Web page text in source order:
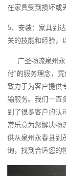
在家具受到损坏或
5、安装：家具到
关的技能和经验，
广圣物流泉州永
付”的服务理念，
致力于为客户提供
输服务。我们一直
到了很多客户的认
常乐意为您解决物
供从泉州永春县到
询，找到合适您的